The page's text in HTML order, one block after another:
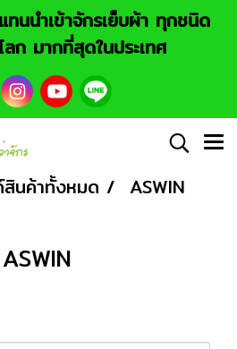
นนำเข้าจักรเย็บผ้า ทุกชนิด
ก มากที่สุดในประเทศ
นค้าทั้งหมด ASWIN
ASWIN